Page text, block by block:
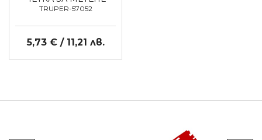
TRUPER-57052
5,73 € / 11,21 лв.